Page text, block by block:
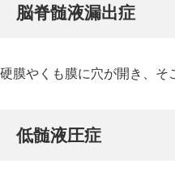
脳脊髄液漏出症
硬膜やくも膜に穴が開き、
低髄液圧症